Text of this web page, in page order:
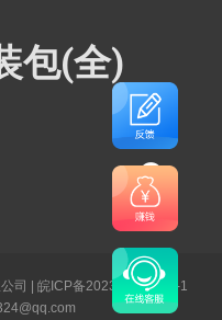
包(全)
司 | 皖ICP备2023003141号-1